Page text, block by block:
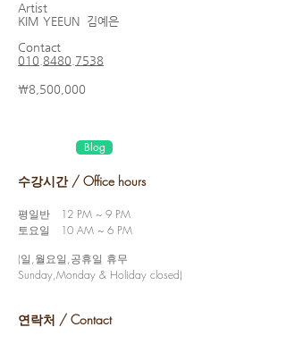
Artist
KIM YEEUN 김예은
Contact
010.8480.7538
￦8,500,000
Blog
수강시간 / Office hours
평일반 12 PM ~ 9 PM
토요일 10 AM ~ 6 PM
(일,월요일,공휴일 휴무
Sunday,Monday & Holiday closed)
연락처 / Contact